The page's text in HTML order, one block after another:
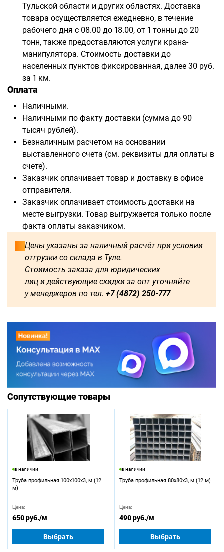
Тульской области и других областях. Доставка
товара осуществляется ежедневно, в течение
рабочего дня с 08.00 до 18.00, от 1 тонны до 20
тонн, также предоставляются услуги крана-
манипулятора. Стоимость доставки до
населенных пунктов фиксированная, далее 30 руб.
за 1 км.
Оплата
Наличными.
Наличными по факту доставки (сумма до 90
тысяч рублей).
Безналичным расчетом на основании
выставленного счета (см. реквизиты для оплаты в
счете).
Заказчик оплачивает товар и доставку в офисе
отправителя.
Заказчик оплачивает стоимость доставки на
месте выгрузки. Товар выгружается только после
факта оплаты заказчиком.
Цены указаны за наличный расчёт при условии
отгрузки со склада в Туле.
Стоимость заказа для юридических
лиц и действующие скидки за опт уточняйте
у менеджеров по тел. +7 (4872) 250-777
Доступны для заказа:
1500 1600
2500 2750 3000 3250
3500 3750 4000
4500 4750 5000 5250
Сопутствующие товары
в наличии
Труба профильная 100х100х3, м (12
м)
Цена:
650 руб./м
Выбрать
в наличии
Труба профильная 80х80х3, м (12 м)
Цена:
490 руб./м
Выбрать